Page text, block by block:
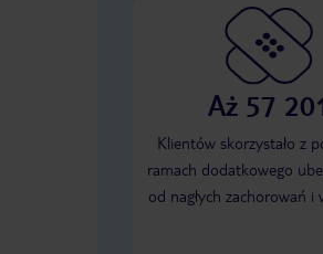
Aż 57
Klientów skorzystało z
ramach dodatkowego
od nagłych zachorowań i